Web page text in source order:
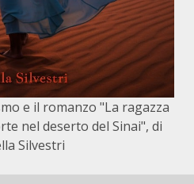
e il romanzo "La ragazza
nel deserto del Sinai", di
Silvestri